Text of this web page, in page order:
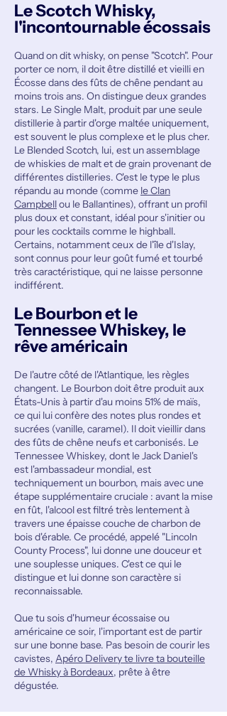
Le Scotch Whisky,
l'incontournable écossais
Quand on dit whisky, on pense "Scotch". Pour
porter ce nom, il doit être distillé et vieilli en
Écosse dans des fûts de chêne pendant au
moins trois ans. On distingue deux grandes
stars. Le Single Malt, produit par une seule
distillerie à partir d'orge maltée uniquement,
est souvent le plus complexe et le plus cher.
Le Blended Scotch, lui, est un assemblage
de whiskies de malt et de grain provenant de
différentes distilleries. C'est le type le plus
répandu au monde (comme le Clan
Campbellou le Ballantines), offrant un profil
plus doux et constant, idéal pour s'initier ou
pour les cocktails comme le highball.
Certains, notamment ceux de l'île d'Islay,
sont connus pour leur goût fumé et tourbé
très caractéristique, qui ne laisse personne
indifférent.
Le Bourbon et le
Tennessee Whiskey, le
rêve américain
De l'autre côté de l'Atlantique, les règles
changent. Le Bourbon doit être produit aux
États-Unis à partir d'au moins 51% de maïs,
ce qui lui confère des notes plus rondes et
sucrées (vanille, caramel). Il doit vieillir dans
des fûts de chêne neufs et carbonisés. Le
Tennessee Whiskey, dont le Jack Daniel's
est l'ambassadeur mondial, est
techniquement un bourbon, mais avec une
étape supplémentaire cruciale : avant la mise
en fût, l'alcool est filtré très lentement à
travers une épaisse couche de charbon de
bois d'érable. Ce procédé, appelé "Lincoln
County Process", lui donne une douceur et
une souplesse uniques. C'est ce qui le
distingue et lui donne son caractère si
reconnaissable.
Que tu sois d'humeur écossaise ou
américaine ce soir, l'important est de partir
sur une bonne base. Pas besoin de courir les
cavistes, Apéro Delivery te livre ta bouteille
de Whisky à Bordeaux, prête à être
dégustée.